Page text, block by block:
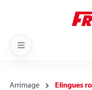
Arrimage Elingues